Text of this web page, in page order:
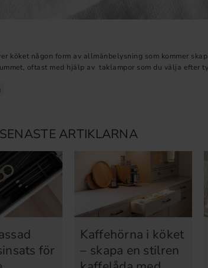
köket någon form av allmänbelysning som kommer
oftast med hjälp av taklampor som du välja efter
SENASTE ARTIKLARNA
för
Kaffehörna i köket
– skapa en stilren